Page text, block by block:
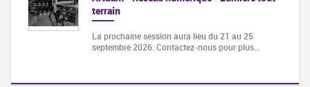
terrain
La prochaine session aura lieu du 21 au 25
septembre 2026. Contactez-nous pour plus…